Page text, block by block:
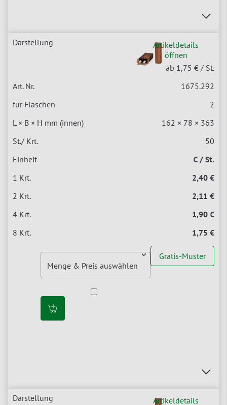
Artikeldetails
öffnen
ab 1,75 € / St.
1675.292
2
162 × 78 × 363
50
€ / St.
2,40 €
2,11 €
1,90 €
1,75 €
Gratis-Muster
Artikeldetails